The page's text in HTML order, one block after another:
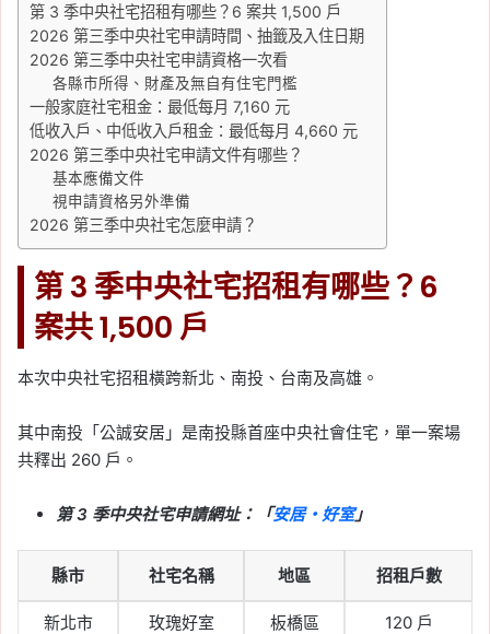
第 3 季中央社宅招租有哪些？6 案共 1,500 戶
2026 第三季中央社宅申請時間、抽籤及入住日期
2026 第三季中央社宅申請資格一次看
各縣市所得、財產及無自有住宅門檻
一般家庭社宅租金：最低每月 7,160 元
低收入戶、中低收入戶租金：最低每月 4,660 元
2026 第三季中央社宅申請文件有哪些？
基本應備文件
視申請資格另外準備
2026 第三季中央社宅怎麼申請？
第 3 季中央社宅招租有哪些？6
案共 1,500 戶
本次中央社宅招租橫跨新北、南投、台南及高雄。
其中南投「公誠安居」是南投縣首座中央社會住宅，單一案場
共釋出 260 戶。
第 3 季中央社宅申請網址：「安居・好室」
縣市 社宅名稱 地區 招租戶數
新北市 玫瑰好室 板橋區 120 戶